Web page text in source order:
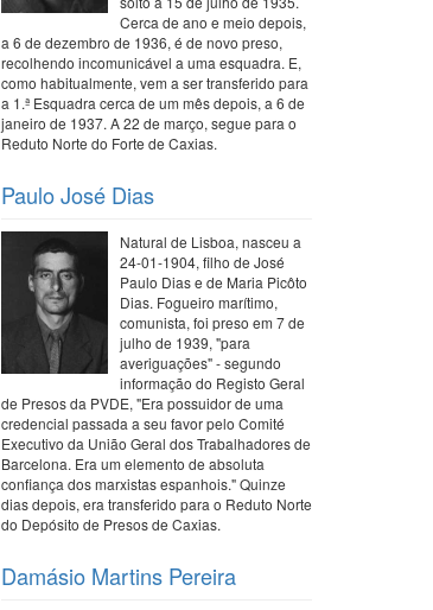
Cerca de ano e meio depois,
a 6 de dezembro de 1936, é de novo preso,
recolhendo incomunicável a uma esquadra. E,
como habitualmente, vem a ser transferido para
a 1.ª Esquadra cerca de um mês depois, a 6 de
janeiro de 1937. A 22 de março, segue para o
Reduto Norte do Forte de Caxias.
Paulo José Dias
Natural de Lisboa, nasceu a
24-01-1904, filho de José
Paulo Dias e de Maria Picôto
Dias. Fogueiro marítimo,
comunista, foi preso em 7 de
julho de 1939, "para
averiguações" - segundo
informação do Registo Geral
de Presos da PVDE, "Era possuidor de uma
credencial passada a seu favor pelo Comité
Executivo da União Geral dos Trabalhadores de
Barcelona. Era um elemento de absoluta
confiança dos marxistas espanhois." Quinze
dias depois, era transferido para o Reduto Norte
do Depósito de Presos de Caxias.
Damásio Martins Pereira